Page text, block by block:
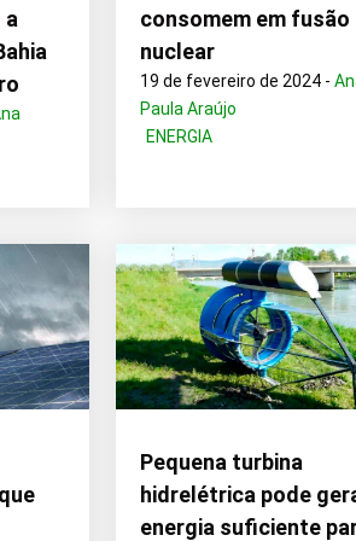
a
consomem em fusão
nuclear
19 de fevereiro de 2024 -
Paula Araújo
ENERGIA
Pequena turbina
hidrelétrica pode
energia suficiente